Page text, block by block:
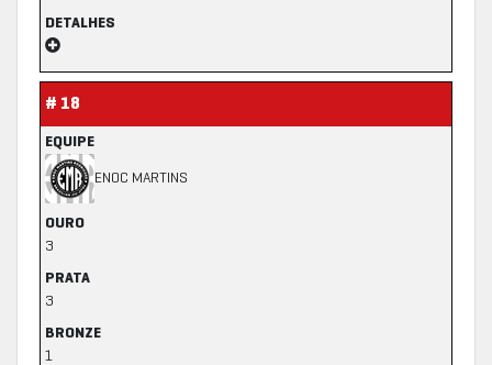
DETALHES
# 18
EQUIPE
ENOC MARTINS
OURO
3
PRATA
3
BRONZE
1